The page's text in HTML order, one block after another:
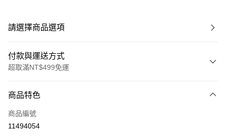
請選擇商品選項
付款與運送方式
超取滿NT$499免運
信用卡一次付款
超商取貨付款
商品特色
商品編號
11494054